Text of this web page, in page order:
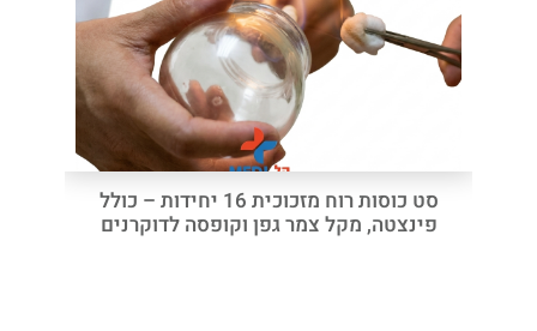
סט כוסות רוח מזכוכית 16 יחידות – כולל
פינצטה, מקל צמר גפן וקופסה לדוקרנים